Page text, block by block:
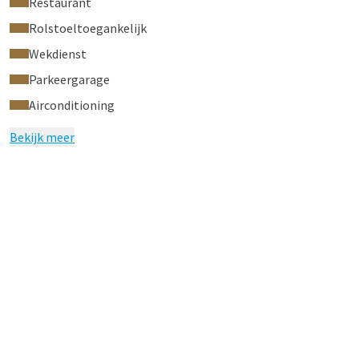
Rolstoeltoegankelijk
Wekdienst
Parkeergarage
Airconditioning
Bekijk meer